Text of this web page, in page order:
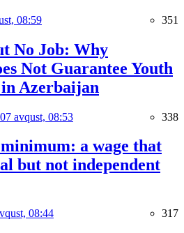
08:59 351
No Job: Why
Not Guarantee Youth
Azerbaijan
07 avqust, 08:53 338
a wage that
but not independent
08:44 317